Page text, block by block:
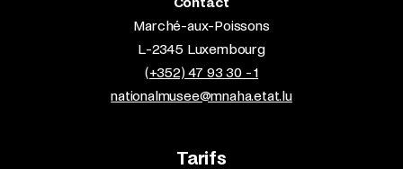
Marché-aux-Poissons
L-2345 Luxembourg
(+352) 47 93 30 - 1
nationalmusee@mnaha.etat.lu
Tarifs